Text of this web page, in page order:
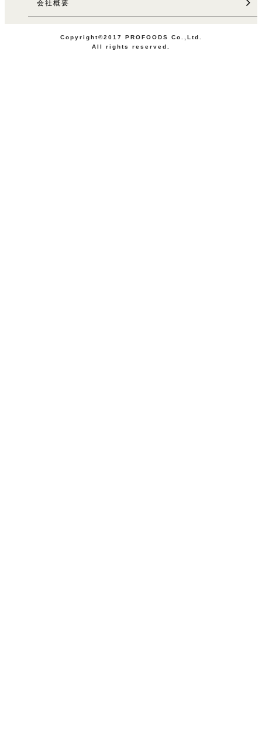
会社概要
Copyright©2017 PROFOODS Co.,Ltd.
All rights reserved.